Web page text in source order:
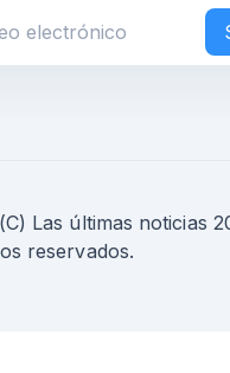
Las últimas noticias
reservados.